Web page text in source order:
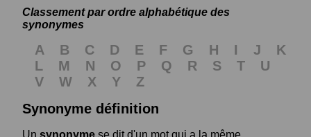
Classement par ordre alphabétique des
synonymes
A B C D E F G H I J
K
L
M N O P Q R S T
U
V
W X Y
Z
Synonyme définition
Un synonyme se dit d'un mot qui a la même